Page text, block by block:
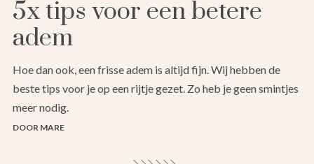
5x tips voor een betere
adem
Hoe dan ook, een frisse adem is altijd fijn. Wij hebben de
beste tips voor je op een rijtje gezet. Zo heb je geen smintjes
meer nodig.
DOOR MARE